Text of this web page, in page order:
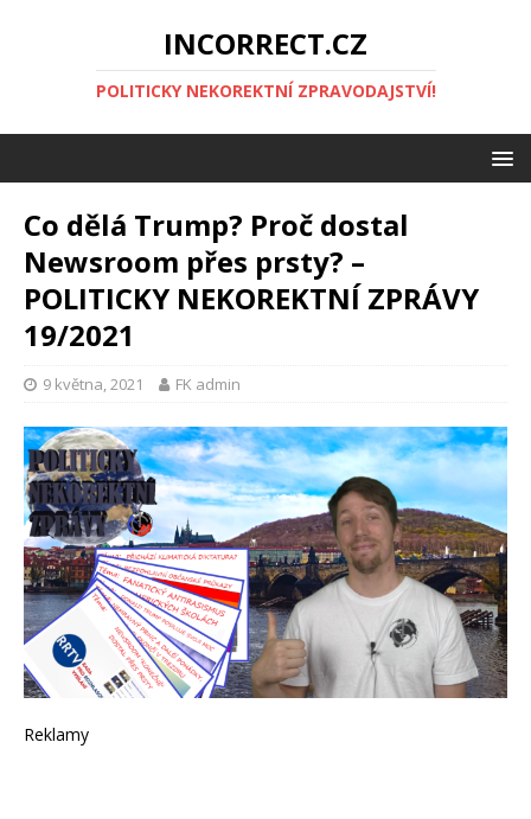
INCORRECT.CZ
POLITICKY NEKOREKTNÍ ZPRAVODAJSTVÍ!
Co dělá Trump? Proč dostal
Newsroom přes prsty? –
POLITICKY NEKOREKTNÍ ZPRÁVY
19/2021
9 května, 2021 FK admin
Reklamy